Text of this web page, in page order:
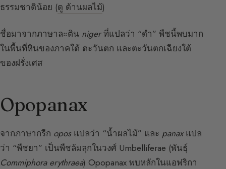
ธรรมชาติน้อย (ดู ด้านผลไม้)
ชื่อมาจากภาษาละติน nigerที่แปลว่า “ดำ” พืชนี้พบมาก
ในพื้นที่หินของภาคใต้ ตะวันตก และตะวันตกเฉียงใต้
ของฝรั่งเศส
Opopanax
จากภาษากรีก oposแปลว่า “น้ำผลไม้” และ panaxแปล
ว่า “พืชยา” เป็นพืชล้มลุกในวงศ์ Umbelliferae (พันธุ์
Commiphora erythraea) Opopanax พบหลักในแอฟริกา